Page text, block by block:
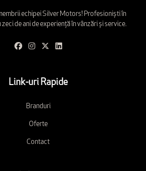
echipei Silver Motors! Profesioniști în
de ani de experiență în vânzări și service.
Link-uri Rapide
Branduri
Oferte
Contact